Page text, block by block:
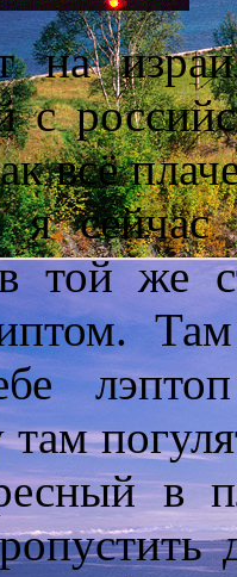
на
с
всё
сейчас
той же
Там
в